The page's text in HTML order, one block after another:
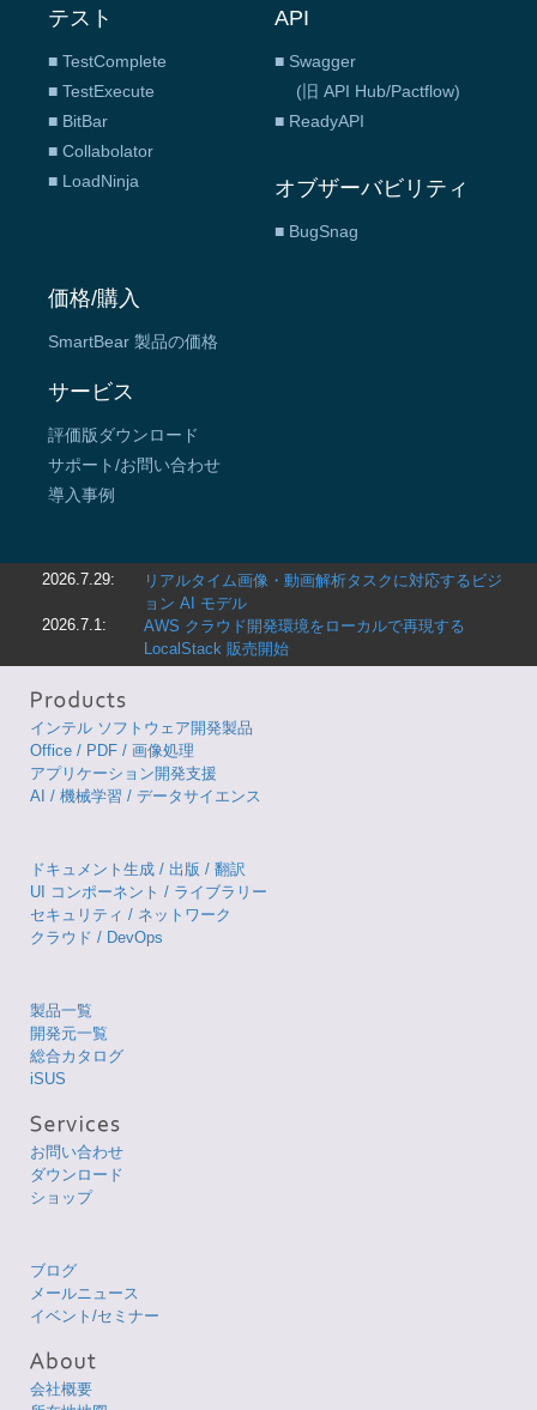
テスト
■ TestComplete
■ TestExecute
■ BitBar
■ Collabolator
■ LoadNinja
API
■ Swagger
(旧 API Hub/Pactflow)
■ ReadyAPI
オブザーバビリティ
■ BugSnag
価格/購入
SmartBear 製品の価格
サービス
評価版ダウンロード
サポート/お問い合わせ
導入事例
2026.7.29:
リアルタイム画像・動画解析タスクに対応するビジ
ョン AI モデル
2026.7.1:
AWS クラウド開発環境をローカルで再現する
LocalStack 販売開始
インテル ソフトウェア開発製品
Office / PDF / 画像処理
アプリケーション開発支援
AI / 機械学習 / データサイエンス
ドキュメント生成 / 出版 / 翻訳
UI コンポーネント / ライブラリー
セキュリティ / ネットワーク
クラウド / DevOps
製品一覧
開発元一覧
総合カタログ
iSUS
お問い合わせ
ダウンロード
ショップ
ブログ
メールニュース
イベント/セミナー
会社概要